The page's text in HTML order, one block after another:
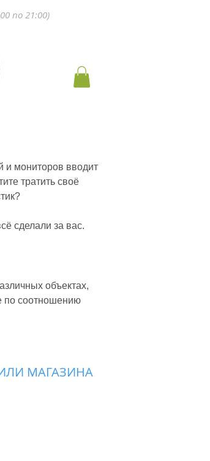
по 21:00)
и мониторов вводит
тратить своё
сделали за вас.
объектах,
по соотношению
МАГАЗИНА